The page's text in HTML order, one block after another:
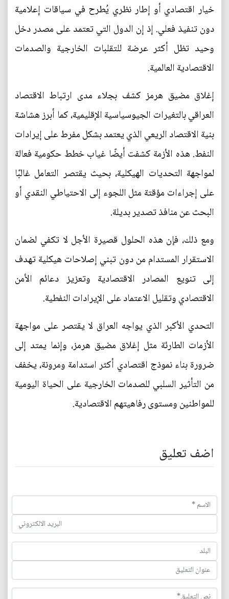
خيار اقتصادي أو إطار نظري يُطرح في سياقات إعلامية
دون تنفيذ فعلي. إذ إن الدول التي تعتمد على مصدر دخل
وحيد تظل أكثر عرضة للتقلبات الخارجية والصدمات
الاقتصادية العالمية.
إغلاق مضيق هرمز كشف بجلاء مدى ارتباط الاقتصاد
العراقي بالتغيرات الجيوسياسية الإقليمية، كما أبرز هشاشة
بنية الاقتصاد الريعي الذي يعتمد بشكل مفرط على إيرادات
النفط. هذه الأزمة كشفت أيضًا غياب خطط حكومية فعالة
لمواجهة التحديات الهيكلية، بحيث يقتصر التعامل غالبًا
على إجراءات مؤقتة مثل اللجوء إلى الاحتياطي النقدي أو
البحث عن منافذ تصدير بديلة.
ومع ذلك، فإن هذه الحلول قصيرة الأجل لا تكفي لضمان
الاستقرار المستدام من دون تبني إصلاحات هيكلية تهدف
إلى تنويع المصادر الاقتصادية وتعزيز دعائم الأمن
الاقتصادي وتقليل الاعتماد على الإيرادات النفطية.
التحدي الأكبر الذي يواجه العراق لا يقتصر على مواجهة
الأزمات الطارئة مثل إغلاق مضيق هرمز، وإنما يمتد إلى
ضرورة بناء نموذج اقتصادي أكثر استدامة ومرونة، يخفف
من التأثير السلبي للصدمات الخارجية على الحياة اليومية
للمواطنين ومستوى رفاهيتهم الاقتصادية.
اضف تعليق